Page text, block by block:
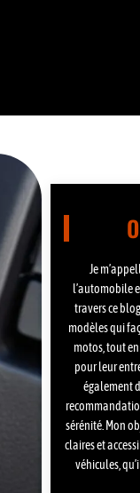
Je
l’automobile
travers ce
modèles qui
motos, tout
pour leur
également
sérénité. Mon
claires et
véhicules,